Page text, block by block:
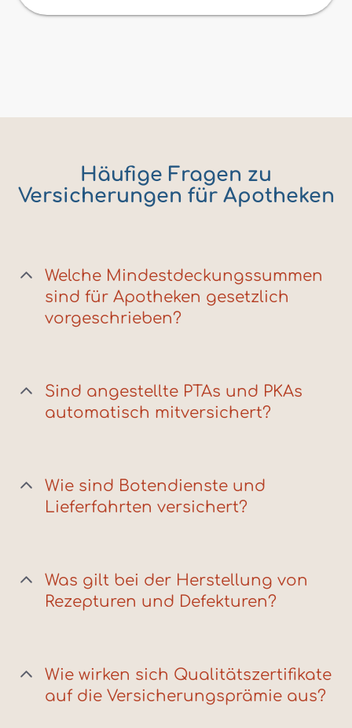
Häufige Fragen zu
Versicherungen für Apotheken
Welche Mindestdeckungssummen
sind für Apotheken gesetzlich
vorgeschrieben?
Sind angestellte PTAs und PKAs
automatisch mitversichert?
Wie sind Botendienste und
Lieferfahrten versichert?
Was gilt bei der Herstellung von
Rezepturen und Defekturen?
Wie wirken sich Qualitätszertifikate
auf die Versicherungsprämie aus?